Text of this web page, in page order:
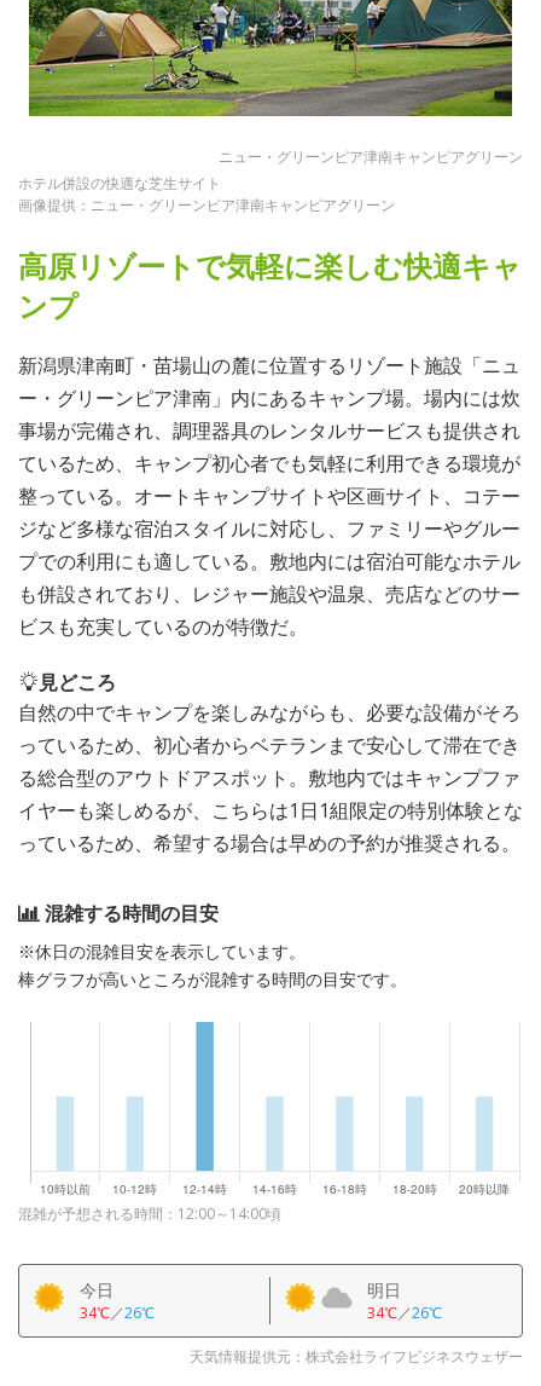
ニュー・グリーンピア津南キャンピアグリーン
ホテル併設の快適な芝生サイト
画像提供：ニュー・グリーンピア津南キャンピアグリーン
高原リゾートで気軽に楽しむ快適キャ
ンプ
新潟県津南町・苗場山の麓に位置するリゾート施設「ニュ
ー・グリーンピア津南」内にあるキャンプ場。場内には炊
事場が完備され、調理器具のレンタルサービスも提供され
ているため、キャンプ初心者でも気軽に利用できる環境が
整っている。オートキャンプサイトや区画サイト、コテー
ジなど多様な宿泊スタイルに対応し、ファミリーやグルー
プでの利用にも適している。敷地内には宿泊可能なホテル
も併設されており、レジャー施設や温泉、売店などのサー
ビスも充実しているのが特徴だ。
見どころ
自然の中でキャンプを楽しみながらも、必要な設備がそろ
っているため、初心者からベテランまで安心して滞在でき
る総合型のアウトドアスポット。敷地内ではキャンプファ
イヤーも楽しめるが、こちらは1日1組限定の特別体験とな
っているため、希望する場合は早めの予約が推奨される。
混雑する時間の目安
※休日の混雑目安を表示しています。
棒グラフが高いところが混雑する時間の目安です。
混雑が予想される時間：12:00～14:00頃
今日
34℃／26℃
明日
34℃／26℃
天気情報提供元：株式会社ライフビジネスウェザー